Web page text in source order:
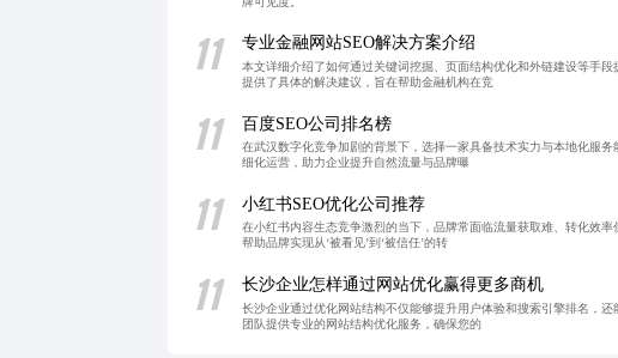
11 专业金融网站SEO解决方案介绍
本文详细介绍了如何通过关键词挖掘、页面结构优化和外链建设等手
提供了具体的解决建议，旨在帮助金融机构在竞
11 百度SEO公司排名榜
在武汉数字化竞争加剧的背景下，选择一家具备技术实力与本地化服
细化运营，助力企业提升自然流量与品牌曝
11 小红书SEO优化公司推荐
在小红书内容生态竞争激烈的当下，品牌常面临流量获取难、转化效
帮助品牌实现从‘被看见’到‘被信任’的转
11 长沙企业怎样通过网站优化赢得更多商机
长沙企业通过优化网站结构不仅能够提升用户体验和搜索引擎排名，
团队提供专业的网站结构优化服务，确保您的